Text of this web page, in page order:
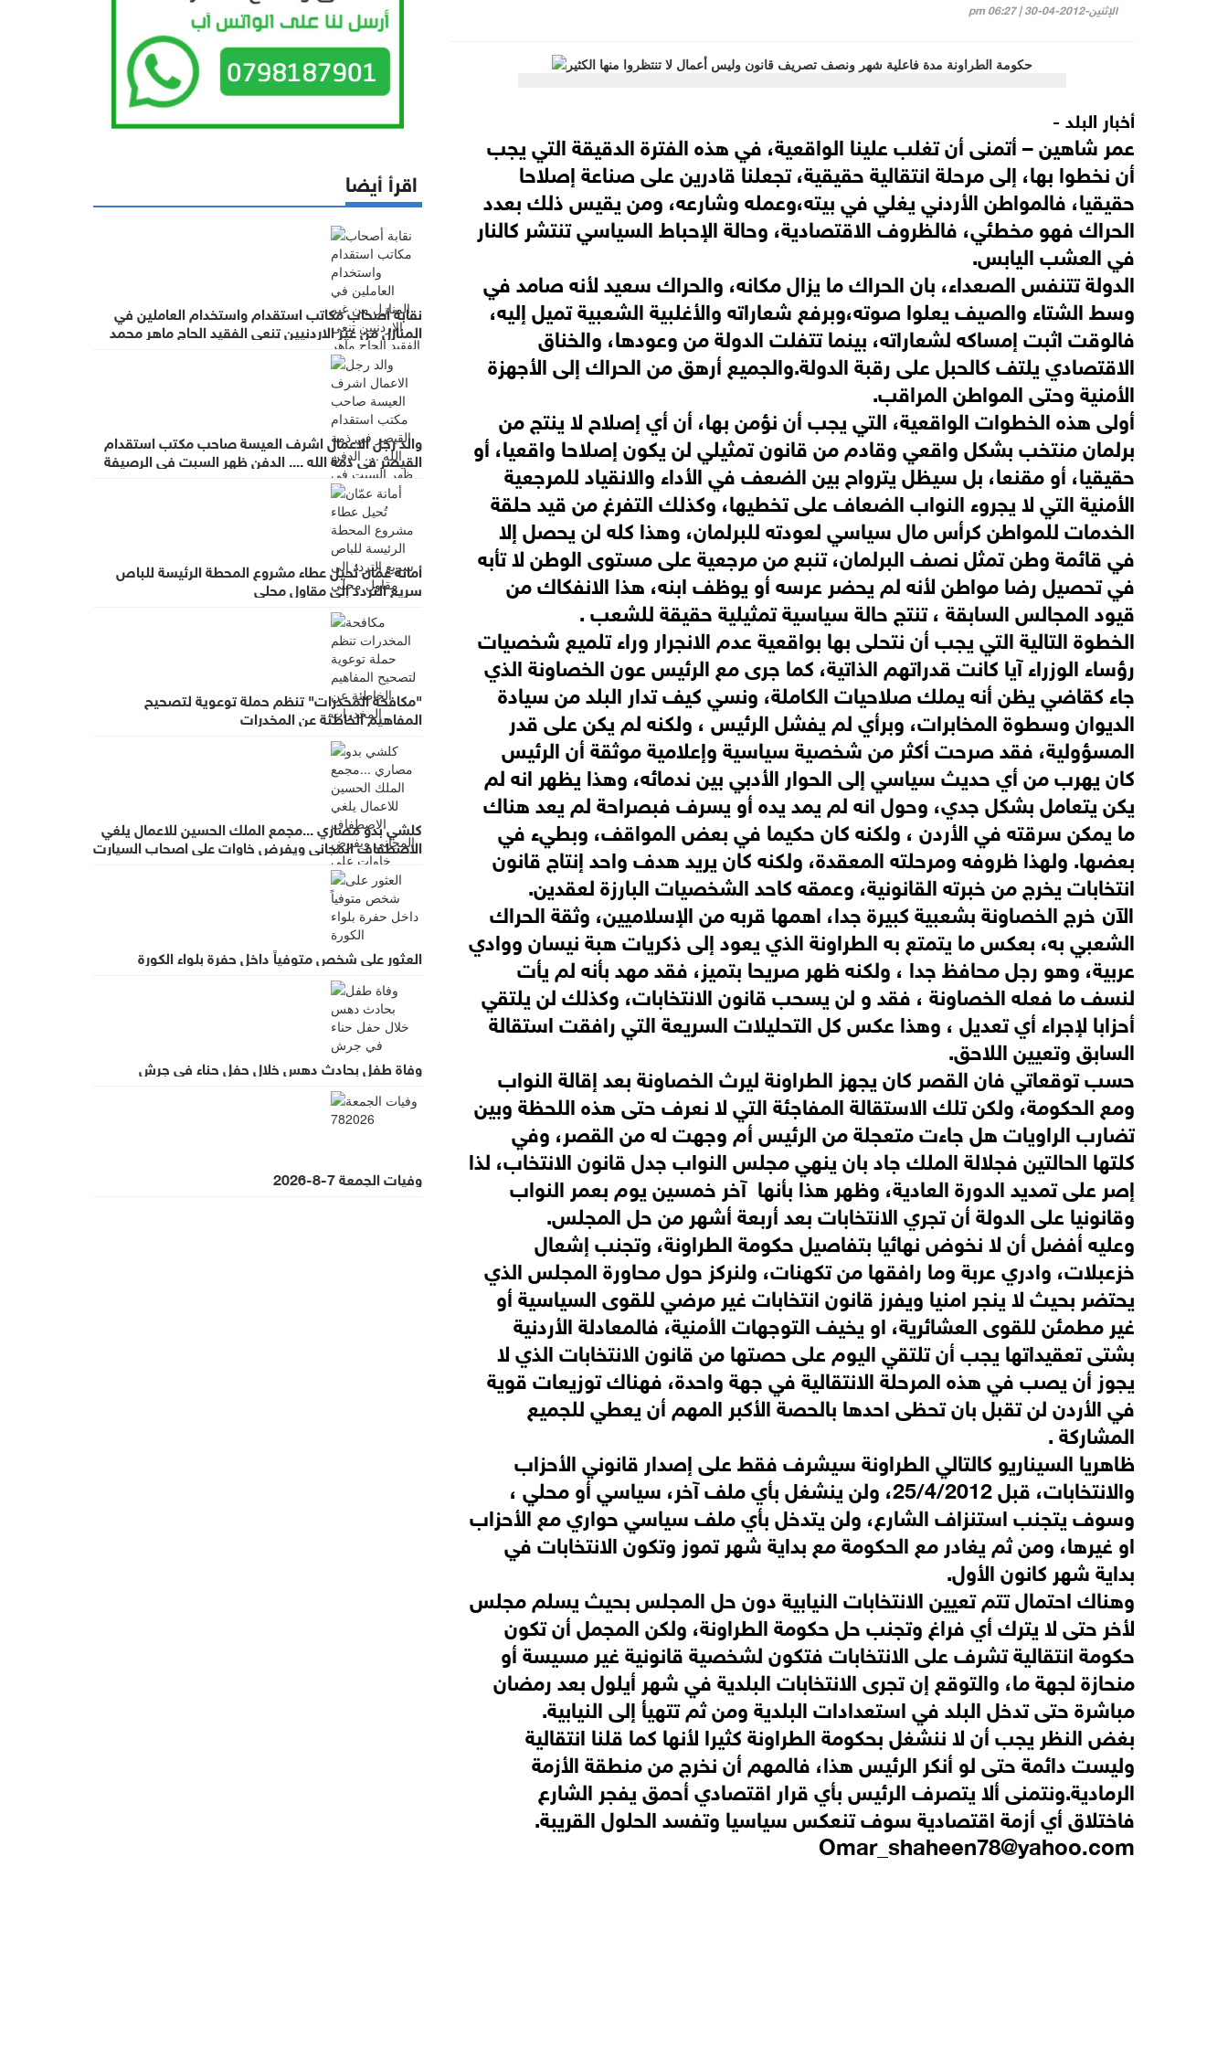
الإثنين-2012-04-30 | 06:27 pm
أخبار البلد -
عمر شاهين – أتمنى أن تغلب علينا الواقعية، في هذه الفترة الدقيقة التي يجب
أن نخطوا بها، إلى مرحلة انتقالية حقيقية، تجعلنا قادرين على صناعة إصلاحا
حقيقيا، فالمواطن الأردني يغلي في بيته،وعمله وشارعه، ومن يقيس ذلك بعدد
الحراك فهو مخطئي، فالظروف الاقتصادية، وحالة الإحباط السياسي تنتشر كالنار
في العشب اليابس.
الدولة تتنفس الصعداء، بان الحراك ما يزال مكانه، والحراك سعيد لأنه صامد في
وسط الشتاء والصيف يعلوا صوته،وبرفع شعاراته والأغلبية الشعبية تميل إليه،
فالوقت اثبت إمساكه لشعاراته، بينما تتفلت الدولة من وعودها، والخناق
الاقتصادي يلتف كالحبل على رقبة الدولة.والجميع أرهق من الحراك إلى الأجهزة
الأمنية وحتى المواطن المراقب.
أولى هذه الخطوات الواقعية، التي يجب أن نؤمن بها، أن أي إصلاح لا ينتج من
برلمان منتخب بشكل واقعي وقادم من قانون تمثيلي لن يكون إصلاحا واقعيا، أو
حقيقيا، أو مقنعا، بل سيظل يترواح بين الضعف في الأداء والانقياد للمرجعية
الأمنية التي لا يجروء النواب الضعاف على تخطيها، وكذلك التفرغ من قيد حلقة
الخدمات للمواطن كرأس مال سياسي لعودته للبرلمان، وهذا كله لن يحصل إلا
في قائمة وطن تمثل نصف البرلمان، تنبع من مرجعية على مستوى الوطن لا تأبه
في تحصيل رضا مواطن لأنه لم يحضر عرسه أو يوظف ابنه، هذا الانفكاك من
قيود المجالس السابقة ، تنتج حالة سياسية تمثيلية حقيقة للشعب .
الخطوة التالية التي يجب أن نتحلى بها بواقعية عدم الانجرار وراء تلميع شخصيات
رؤساء الوزراء آيا كانت قدراتهم الذاتية، كما جرى مع الرئيس عون الخصاونة الذي
جاء كقاضي يظن أنه يملك صلاحيات الكاملة، ونسي كيف تدار البلد من سيادة
الديوان وسطوة المخابرات، وبرأي لم يفشل الرئيس ، ولكنه لم يكن على قدر
المسؤولية، فقد صرحت أكثر من شخصية سياسية وإعلامية موثقة أن الرئيس
كان يهرب من أي حديث سياسي إلى الحوار الأدبي بين ندمائه، وهذا يظهر انه لم
يكن يتعامل بشكل جدي، وحول انه لم يمد يده أو يسرف فبصراحة لم يعد هناك
ما يمكن سرقته في الأردن ، ولكنه كان حكيما في بعض المواقف، وبطيء في
بعضها. ولهذا ظروفه ومرحلته المعقدة، ولكنه كان يريد هدف واحد إنتاج قانون
انتخابات يخرج من خبرته القانونية، وعمقه كاحد الشخصيات البارزة لعقدين.
الآن خرج الخصاونة بشعبية كبيرة جدا، اهمها قربه من الإسلاميين، وثقة الحراك
الشعبي به، بعكس ما يتمتع به الطراونة الذي يعود إلى ذكريات هبة نيسان ووادي
عربية، وهو رجل محافظ جدا ، ولكنه ظهر صريحا بتميز، فقد مهد بأنه لم يأت
لنسف ما فعله الخصاونة ، فقد و لن يسحب قانون الانتخابات، وكذلك لن يلتقي
أحزابا لإجراء أي تعديل ، وهذا عكس كل التحليلات السريعة التي رافقت استقالة
السابق وتعيين اللاحق.
حسب توقعاتي فان القصر كان يجهز الطراونة ليرث الخصاونة بعد إقالة النواب
ومع الحكومة، ولكن تلك الاستقالة المفاجئة التي لا نعرف حتى هذه اللحظة وبين
تضارب الراويات هل جاءت متعجلة من الرئيس أم وجهت له من القصر، وفي
كلتها الحالتين فجلالة الملك جاد بان ينهي مجلس النواب جدل قانون الانتخاب، لذا
إصر على تمديد الدورة العادية، وظهر هذا بأنها آخر خمسين يوم بعمر النواب
وقانونيا على الدولة أن تجري الانتخابات بعد أربعة أشهر من حل المجلس.
وعليه أفضل أن لا نخوض نهائيا بتفاصيل حكومة الطراونة، وتجنب إشعال
خزعبلات، وادري عربة وما رافقها من تكهنات، ولنركز حول محاورة المجلس الذي
يحتضر بحيث لا ينجر امنيا ويفرز قانون انتخابات غير مرضي للقوى السياسية أو
غير مطمئن للقوى العشائرية، او يخيف التوجهات الأمنية، فالمعادلة الأردنية
بشتى تعقيداتها يجب أن تلتقي اليوم على حصتها من قانون الانتخابات الذي لا
يجوز أن يصب في هذه المرحلة الانتقالية في جهة واحدة، فهناك توزيعات قوية
في الأردن لن تقبل بان تحظى احدها بالحصة الأكبر المهم أن يعطي للجميع
المشاركة .
ظاهريا السيناريو كالتالي الطراونة سيشرف فقط على إصدار قانوني الأحزاب
والانتخابات، قبل 25/4/2012، ولن ينشغل بأي ملف آخر، سياسي أو محلي ،
وسوف يتجنب استنزاف الشارع، ولن يتدخل بأي ملف سياسي حواري مع الأحزاب
او غيرها، ومن ثم يغادر مع الحكومة مع بداية شهر تموز وتكون الانتخابات في
بداية شهر كانون الأول.
وهناك احتمال تتم تعيين الانتخابات النيابية دون حل المجلس بحيث يسلم مجلس
لأخر حتى لا يترك أي فراغ وتجنب حل حكومة الطراونة، ولكن المجمل أن تكون
حكومة انتقالية تشرف على الانتخابات فتكون لشخصية قانونية غير مسيسة أو
منحازة لجهة ما، والتوقع إن تجرى الانتخابات البلدية في شهر أيلول بعد رمضان
مباشرة حتى تدخل البلد في استعدادات البلدية ومن ثم تتهيأ إلى النيابية.
بغض النظر يجب أن لا ننشغل بحكومة الطراونة كثيرا لأنها كما قلنا انتقالية
وليست دائمة حتى لو أنكر الرئيس هذا، فالمهم أن نخرج من منطقة الأزمة
الرمادية.ونتمنى ألا يتصرف الرئيس بأي قرار اقتصادي أحمق يفجر الشارع
فاختلاق أي أزمة اقتصادية سوف تنعكس سياسيا وتفسد الحلول القريبة.
Omar_shaheen78@yahoo.com
اقرأ أيضا
نقابة أصحاب مكاتب استقدام واستخدام العاملين في
المنازل من غير الاردنيين تنعى الفقيد الحاج ماهر محمد
العيسة
والد رجل الاعمال اشرف العيسة صاحب مكتب استقدام
القيصر في ذمة الله .... الدفن ظهر السبت في الرصيفة
والعزاء في ديوان صانور بحي الرشيد
أمانة عمّان تُحيل عطاء مشروع المحطة الرئيسة للباص
سريع التردد إلى مقاول محلي
"مكافحة المخدرات" تنظم حملة توعوية لتصحيح
المفاهيم الخاطئة عن المخدرات
كلشي بدو مصاري ...مجمع الملك الحسين للاعمال يلغي
الاصطفاف المجاني ويفرض خاوات على اصحاب السيارت
وغضب واسع لقرار يطرد الاستثمار
العثور على شخص متوفياً داخل حفرة بلواء الكورة
وفاة طفل بحادث دهس خلال حفل حناء في جرش
وفيات الجمعة 7-8-2026